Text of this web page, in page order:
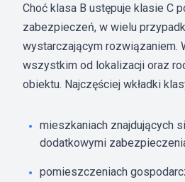
Choć klasa B ustępuje klasie C
zabezpieczeń, w wielu
wystarczającym rozwiązaniem.
wszystkim od lokalizacji oraz
obiektu. Najczęściej wkładki
mieszkaniach znajdujących
dodatkowymi
pomieszczeniach